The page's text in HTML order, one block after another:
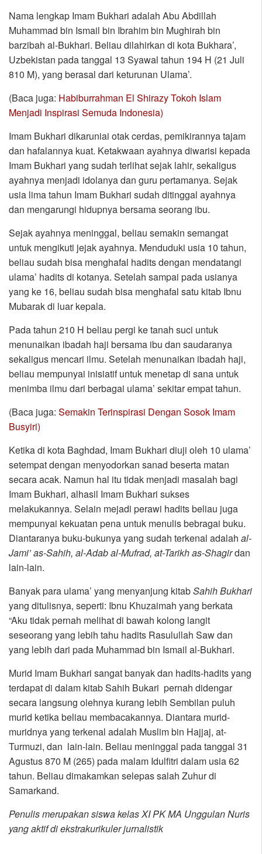
Nama lengkap Imam Bukhari adalah Abu Abdillah
Muhammad bin Ismail bin Ibrahim bin Mughirah bin
barzibah al-Bukhari. Beliau dilahirkan di kota Bukhara’,
Uzbekistan pada tanggal 13 Syawal tahun 194 H (21 Juli
810 M), yang berasal dari keturunan Ulama’.
(Baca juga: Habiburrahman El Shirazy Tokoh Islam
Menjadi Inspirasi Semuda Indonesia)
Imam Bukhari dikaruniai otak cerdas, pemikirannya tajam
dan hafalannya kuat. Ketakwaan ayahnya diwarisi kepada
Imam Bukhari yang sudah terlihat sejak lahir, sekaligus
ayahnya menjadi idolanya dan guru pertamanya. Sejak
usia lima tahun Imam Bukhari sudah ditinggal ayahnya
dan mengarungi hidupnya bersama seorang ibu.
Sejak ayahnya meninggal, beliau semakin semangat
untuk mengikuti jejak ayahnya. Menduduki usia 10 tahun,
beliau sudah bisa menghafal hadits dengan mendatangi
ulama’ hadits di kotanya. Setelah sampai pada usianya
yang ke 16, beliau sudah bisa menghafal satu kitab Ibnu
Mubarak di luar kepala.
Pada tahun 210 H beliau pergi ke tanah suci untuk
menunaikan ibadah haji bersama ibu dan saudaranya
sekaligus mencari ilmu. Setelah menunaikan ibadah haji,
beliau mempunyai inisiatif untuk menetap di sana untuk
menimba ilmu dari berbagai ulama’ sekitar empat tahun.
(Baca juga: Semakin Terinspirasi Dengan Sosok Imam
Busyiri)
Ketika di kota Baghdad, Imam Bukhari diuji oleh 10 ulama’
setempat dengan menyodorkan sanad beserta matan
secara acak. Namun hal itu tidak menjadi masalah bagi
Imam Bukhari, alhasil Imam Bukhari sukses
melakukannya. Selain mejadi perawi hadits beliau juga
mempunyai kekuatan pena untuk menulis bebragai buku.
Diantaranya buku-bukunya yang sudah terkenal adalah al-
Jami’ as-Sahih, al-Adab al-Mufrad, at-Tarikh as-Shagirdan
lain-lain.
Banyak para ulama’ yang menyanjung kitabSahih Bukhari
yang ditulisnya, seperti: Ibnu Khuzaimah yang berkata
“Aku tidak pernah melihat di bawah kolong langit
seseorang yang lebih tahu hadits Rasulullah Saw dan
yang lebih dari pada Muhammad bin Ismail al-Bukhari.
Murid Imam Bukhari sangat banyak dan hadits-hadits yang
terdapat di dalam kitab Sahih Bukari pernah didengar
secara langsung olehnya kurang lebih Sembilan puluh
murid ketika beliau membacakannya. Diantara murid-
muridnya yang terkenal adalah Muslim bin Hajjaj, at-
Turmuzi, dan lain-lain. Beliau meninggal pada tanggal 31
Agustus 870 M (265) pada malam Idulfitri dalam usia 62
tahun. Beliau dimakamkan selepas salah Zuhur di
Samarkand.
Penulis merupakan siswa kelas XI PK MA Unggulan Nuris
yang aktif di ekstrakurikuler jurnalistik